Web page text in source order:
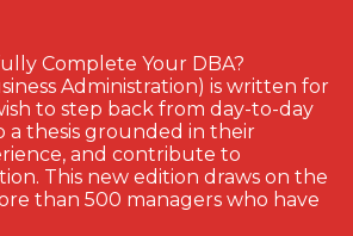
Complete Your DBA?
Administration) is written for
to step back from day-to-day
a thesis grounded in their
and contribute to
This new edition draws on the
than 500 managers who have